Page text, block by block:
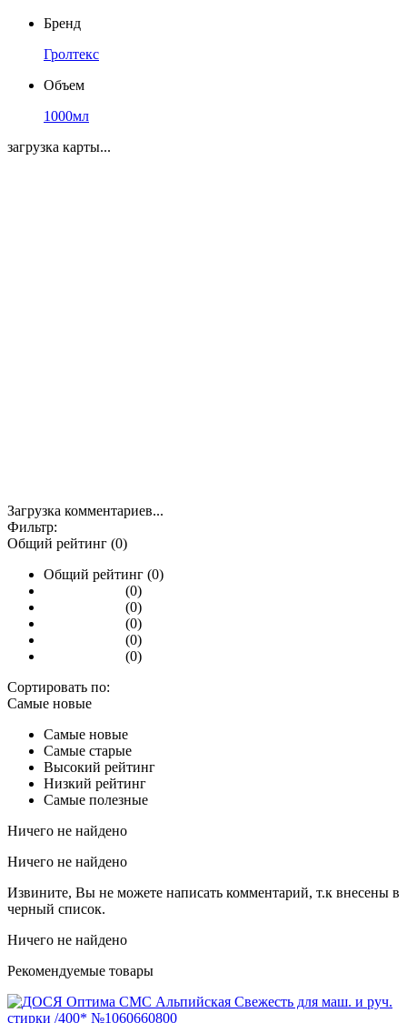
Бренд
Гролтекс
Объем
1000мл
загрузка карты...
Загрузка комментариев...
Фильтр:
Общий рейтинг (0)
Общий рейтинг (0)
(0)
(0)
(0)
(0)
(0)
Сортировать по:
Самые новые
Самые новые
Самые старые
Высокий рейтинг
Низкий рейтинг
Самые полезные
Ничего не найдено
Ничего не найдено
Извините, Вы не можете написать комментарий, т.к внесены в
черный список.
Ничего не найдено
Рекомендуемые товары